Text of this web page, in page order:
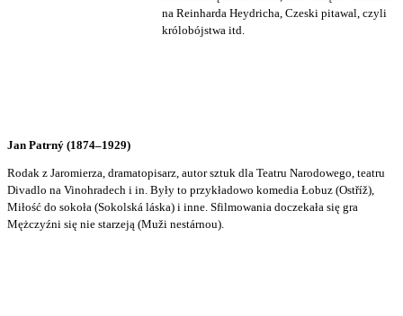
na Reinharda Heydricha, Czeski pitawal, czyli
królobójstwa itd.
Jan Patrný (1874–1929)
Rodak z Jaromierza, dramatopisarz, autor sztuk dla Teatru Narodowego, teatru
Divadlo na Vinohradech i in. Były to przykładowo komedia Łobuz (Ostříž),
Miłość do sokoła (Sokolská láska) i inne. Sfilmowania doczekała się gra
Mężczyźni się nie starzeją (Muži nestárnou).